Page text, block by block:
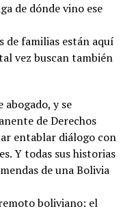
de dónde vino ese
de familias están aquí
vez buscan también
y se
de Derechos
entablar diálogo con
Y todas sus historias
de una Bolivia
boliviano: el